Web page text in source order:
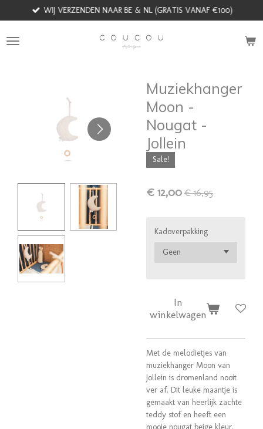
direct
naar
de
WIJ VERZENDEN NAAR BE & NL (GRATIS VANAF €100)
Muziekhanger
Moon -
Nougat -
Jollein
Sale!
€ 12,00 € 16,95
Kadoverpakking
In
winkelwagen
Met de melodietjes van
muziekhanger Moon van
Jollein is dromenland nooit
ver af. Dit leuke maantje is
gemaakt van heerlijk zachte
teddy stof en heeft een